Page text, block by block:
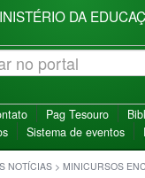
DA
Pag Tesouro
Sistema de eventos
NOTÍCIAS > MINICURSOS